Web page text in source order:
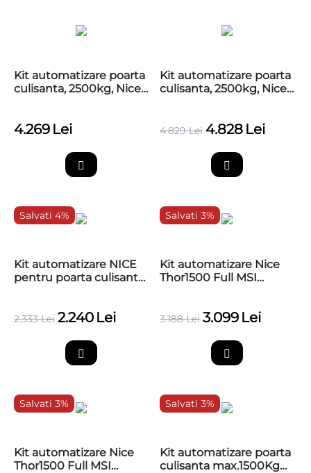
Kit automatizare poarta
culisanta, 2500kg, Nice
4.269 Lei
Kit automatizare poarta
culisanta, 2500kg, Nice
4.829 Lei 4.828 Lei
Salvati 4%
Kit automatizare NICE
pentru poarta culisanta
2.333 Lei 2.240 Lei
Salvati 3%
Kit automatizare Nice
Thor1500 Full MSI
cremaliera
3.188 Lei 3.099 Lei
Salvati 3%
Kit automatizare Nice
Thor1500 Full MSI
Salvati 3%
Kit automatizare poarta
culisanta max.1500Kg